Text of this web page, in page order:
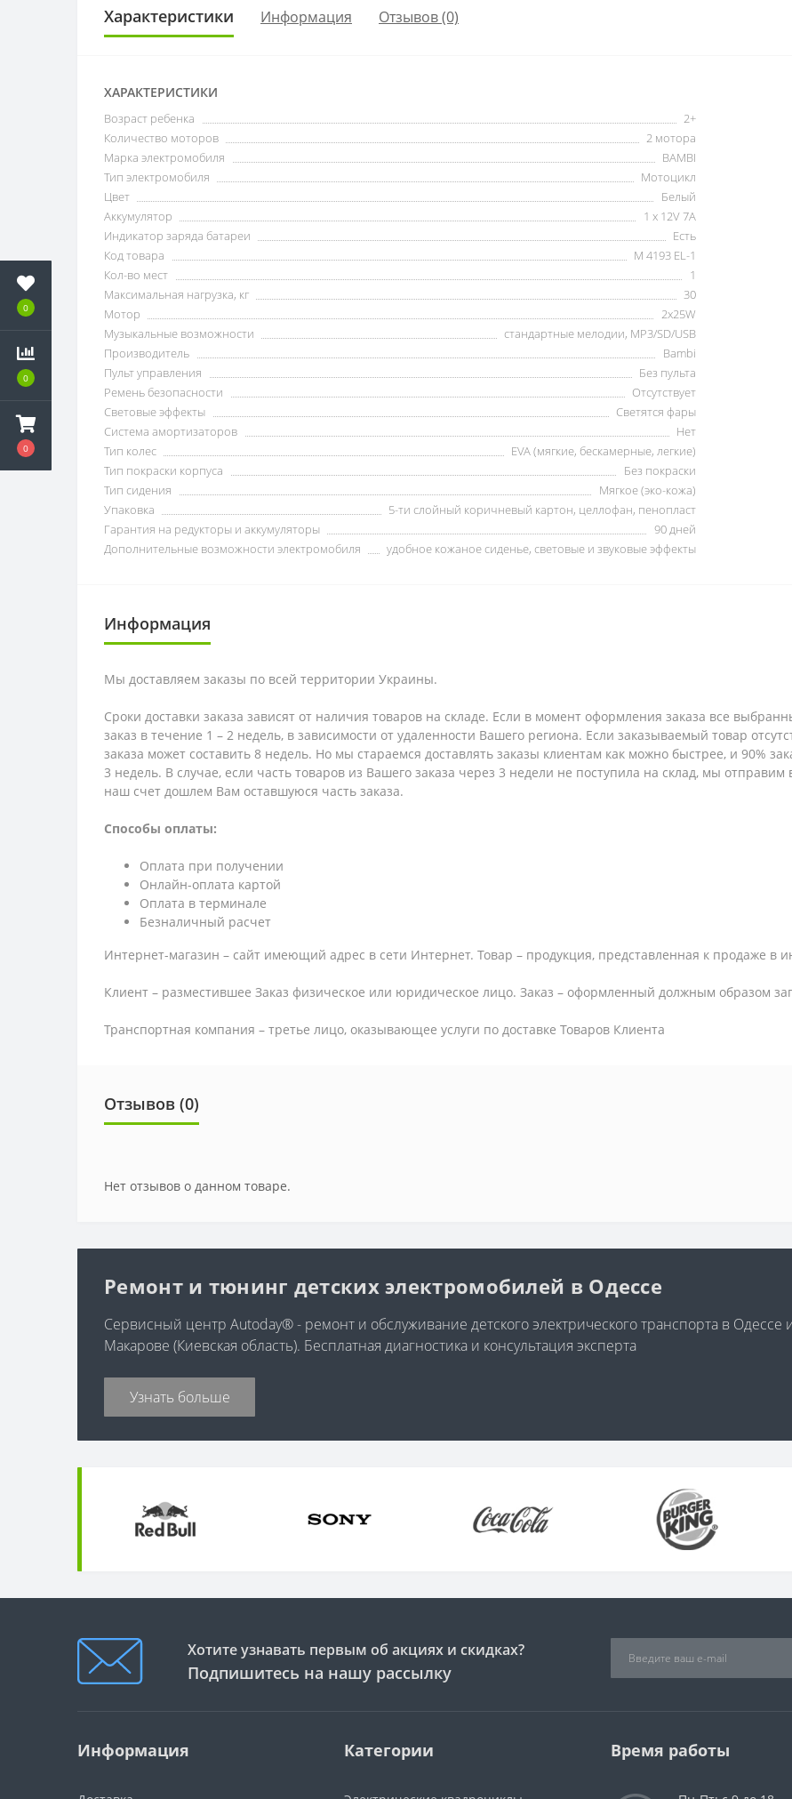
0
0
0
Характеристики Информация Отзывов (0)
ХАРАКТЕРИСТИКИ
Возраст ребенка
2+
Количество моторов
2 мотора
Марка электромобиля
BAMBI
Тип электромобиля
Мотоцикл
Цвет
Белый
Аккумулятор
1 x 12V 7A
Индикатор заряда батареи
Есть
Код товара
M 4193 EL-1
Кол-во мест
1
Максимальная нагрузка, кг
30
Мотор
2х25W
Музыкальные возможности
стандартные мелодии, MP3/SD/USB
Производитель
Bambi
Пульт управления
Без пульта
Ремень безопасности
Отсутствует
Световые эффекты
Светятся фары
Система амортизаторов
Нет
Тип колес
EVA (мягкие, бескамерные, легкие)
Тип покраски корпуса
Без покраски
Тип сидения
Мягкое (эко-кожа)
Упаковка
5-ти слойный коричневый картон, целлофан, пенопласт
Гарантия на редукторы и аккумуляторы
90 дней
Дополнительные возможности электромобиля
удобное кожаное сиденье, световые и звуковые эффекты
Информация
Мы доставляем заказы по всей территории Украины.
Сроки доставки заказа зависят от наличия товаров на складе. Если в момент оформления заказа все
заказ в течение 1 – 2 недель, в зависимости от удаленности Вашего региона. Если заказываемый товар
заказа может составить 8 недель. Но мы стараемся доставлять заказы клиентам как можно быстрее, и 90%
3 недель. В случае, если часть товаров из Вашего заказа через 3 недели не поступила на склад, мы
наш счет дошлем Вам оставшуюся часть заказа.
Способы оплаты:
Оплата при получении
Онлайн-оплата картой
Оплата в терминале
Безналичный расчет
Интернет-магазин – сайт имеющий адрес в сети Интернет. Товар – продукция, представленная к продаже в
Клиент – разместившее Заказ физическое или юридическое лицо. Заказ – оформленный должным образом
Транспортная компания – третье лицо, оказывающее услуги по доставке Товаров Клиента
Отзывов (0)
Нет отзывов о данном товаре.
Ремонт и тюнинг детских электромобилей в Одессе
Сервисный центр Autoday® - ремонт и обслуживание детского электрического транспорта в Одессе
Макарове (Киевская область). Бесплатная диагностика и консультация эксперта
Узнать больше
Хотите узнавать первым об акциях и скидках?
Подпишитесь на нашу рассылку
Информация Категории Время работы